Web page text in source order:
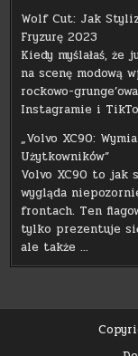
Wolf Cut: Jak
Fryzurę 2023
Kiedy myślałaś,
na scenę modową
rockowo-
Instagramie i
„Volvo XC90:
Użytkowników”
Volvo XC90 to jak
wygląda
frontach. Ten
tylko prezentuje
ale także …